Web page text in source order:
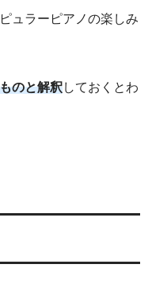
ュラーピアノの楽しみ
のと解釈しておくとわ